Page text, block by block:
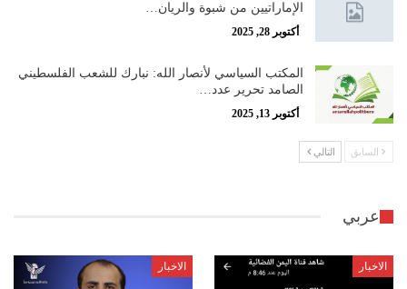
الإماراتيين من شبوة والريان…
أكتوبر 28, 2025
المكتب السياسي لأنصار الله: نبارك للشعب الفلسطيني
الصامد تحرير عدد…
أكتوبر 13, 2025
السابق التالي
عربي
الاخبار الاخبار